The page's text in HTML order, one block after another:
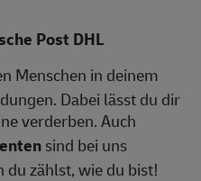
Post DHL
Menschen in deinem
Dabei lässt du dir
verderben. Auch
sind bei uns
zählst, wie du bist!